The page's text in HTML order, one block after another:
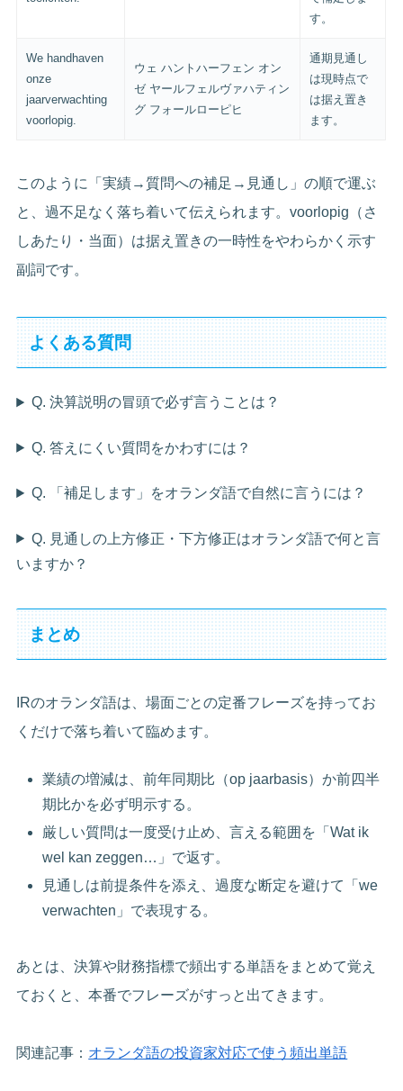
す。
We handhaven
onze
jaarverwachting
voorlopig.
ウェ ハントハーフェン オン
ゼ ヤールフェルヴァハティン
グ フォールローピヒ
通期見通し
は現時点で
は据え置き
ます。
このように「実績→質問への補足→見通し」の順で運ぶ
と、過不足なく落ち着いて伝えられます。voorlopig（さ
しあたり・当面）は据え置きの一時性をやわらかく示す
副詞です。
よくある質問
Q. 決算説明の冒頭で必ず言うことは？
Q. 答えにくい質問をかわすには？
Q. 「補足します」をオランダ語で自然に言うには？
Q. 見通しの上方修正・下方修正はオランダ語で何と言
いますか？
まとめ
IRのオランダ語は、場面ごとの定番フレーズを持ってお
くだけで落ち着いて臨めます。
業績の増減は、前年同期比（op jaarbasis）か前四半
期比かを必ず明示する。
厳しい質問は一度受け止め、言える範囲を「Wat ik
wel kan zeggen…」で返す。
見通しは前提条件を添え、過度な断定を避けて「we
verwachten」で表現する。
あとは、決算や財務指標で頻出する単語をまとめて覚え
ておくと、本番でフレーズがすっと出てきます。
関連記事： オランダ語の投資家対応で使う頻出単語